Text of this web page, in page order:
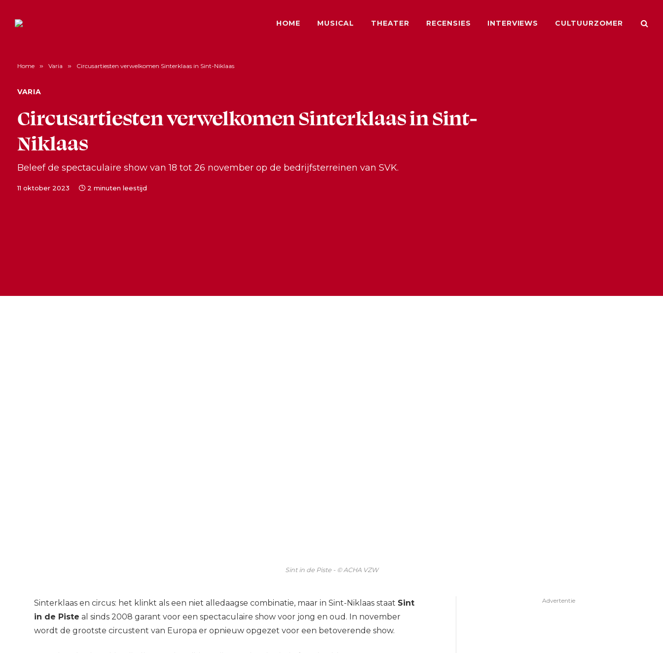
HOME MUSICAL THEATER RECENSIES INTERVIEWS CULTUURZOMER
Home » Varia » Circusartiesten verwelkomen Sinterklaas in Sint-Niklaas
VARIA
Circusartiesten verwelkomen Sinterklaas in Sint-
Niklaas
Beleef de spectaculaire show van 18 tot 26 november op de bedrijfsterreinen van SVK.
11 oktober 2023 2 minuten leestijd
Sint in de Piste - © ACHA VZW
Sinterklaas en circus: het klinkt als een niet alledaagse combinatie, maar in Sint-Niklaas staat Sint
in de Piste al sinds 2008 garant voor een spectaculaire show voor jong en oud. In november
wordt de grootste circustent van Europa er opnieuw opgezet voor een betoverende show.
Advertentie